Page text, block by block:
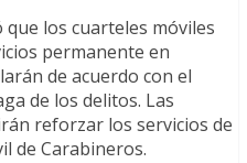
los cuarteles móviles
permanente en
de acuerdo con el
de los delitos. Las
reforzar los servicios de
de Carabineros.